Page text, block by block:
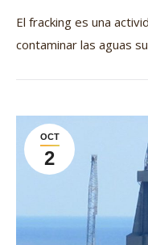
El fracking es una
contaminar las aguas
OCT
2